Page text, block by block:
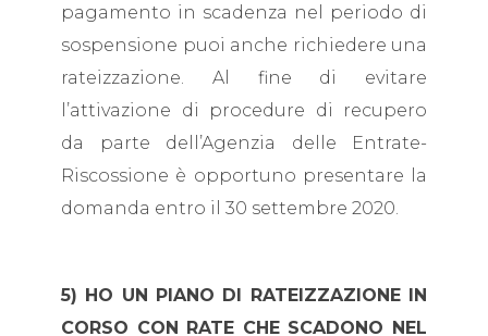
pagamento in scadenza nel periodo di
sospensione puoi anche richiedere una
rateizzazione. Al fine di evitare
l’attivazione di procedure di recupero
da parte dell’Agenzia delle Entrate-
Riscossione è opportuno presentare la
domanda entro il 30 settembre 2020.
5) HO UN PIANO DI RATEIZZAZIONE IN
CORSO CON RATE CHE SCADONO NEL